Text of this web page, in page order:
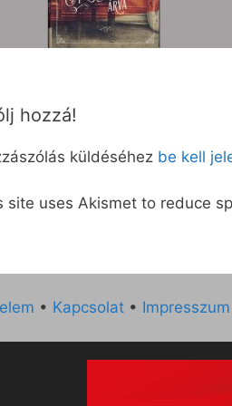
hozzá!
küldéséhez be kell
site uses Akismet to reduce
• Kapcsolat • Impresszum